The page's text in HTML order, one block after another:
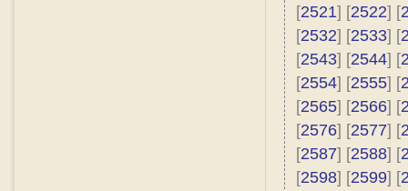
[2521] [2522] [
[2532] [2533] [
[2543] [2544] [
[2554] [2555] [
[2565] [2566] [
[2576] [2577] [
[2587] [2588] [
[2598] [2599] [